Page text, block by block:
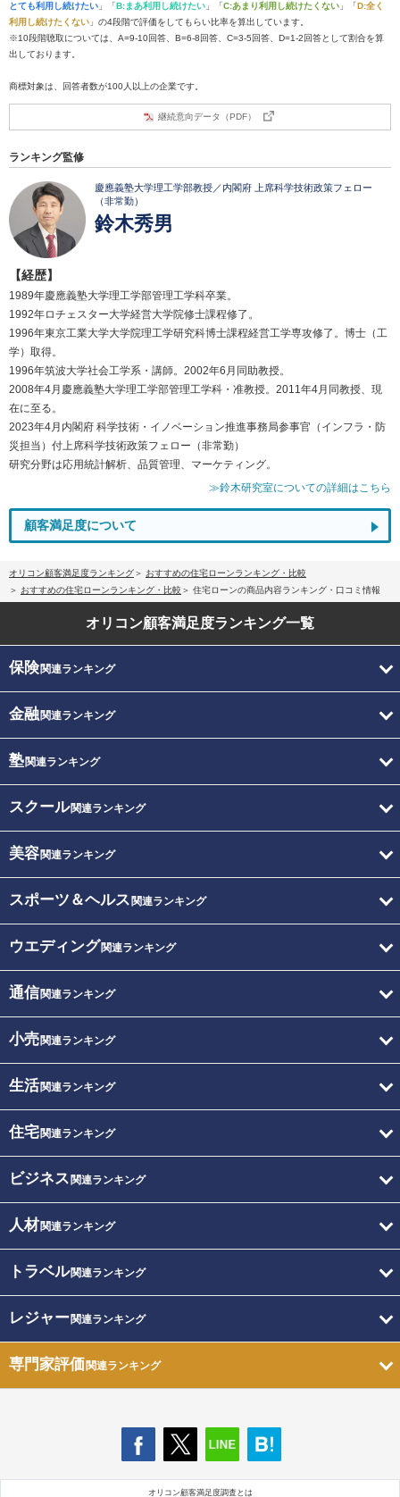
とても利用し続けたい 」「B:まあ利用し続けたい 」「C:あまり利用し続けたくない 」「D:全く
利用し続けたくない 」の4段階で評価をしてもらい比率を算出しています。
※10段階聴取については、A=9-10回答、B=6-8回答、C=3-5回答、D=1-2回答として割合を算
出しております。
商標対象は、回答者数が100人以上の企業です。
継続意向データ（PDF）
ランキング監修
慶應義塾大学理工学部教授／内閣府 上席科学技術政策フェロー
（非常勤）
鈴木秀男
【経歴】
1989年慶應義塾大学理工学部管理工学科卒業。
1992年ロチェスター大学経営大学院修士課程修了。
1996年東京工業大学大学院理工学研究科博士課程経営工学専攻修了。博士（工
学）取得。
1996年筑波大学社会工学系・講師。2002年6月同助教授。
2008年4月慶應義塾大学理工学部管理工学科・准教授。2011年4月同教授、現
在に至る。
2023年4月内閣府 科学技術・イノベーション推進事務局参事官（インフラ・防
災担当）付上席科学技術政策フェロー（非常勤）
研究分野は応用統計解析、品質管理、マーケティング。
≫鈴木研究室についての詳細はこちら
顧客満足度について
オリコン顧客満足度ランキング
おすすめの住宅ローンランキング・比較
おすすめの住宅ローンランキング・比較
住宅ローンの商品内容ランキング・口コミ情報
オリコン顧客満足度ランキング一覧
保険関連ランキング
金融関連ランキング
塾関連ランキング
スクール関連ランキング
美容関連ランキング
スポーツ＆ヘルス 関連ランキング
ウエディング関連ランキング
通信関連ランキング
小売関連ランキング
生活関連ランキング
住宅関連ランキング
ビジネス 関連ランキング
人材関連ランキング
トラベル関連ランキング
レジャー関連ランキング
専門家評価関連ランキング
オリコン顧客満足度調査とは